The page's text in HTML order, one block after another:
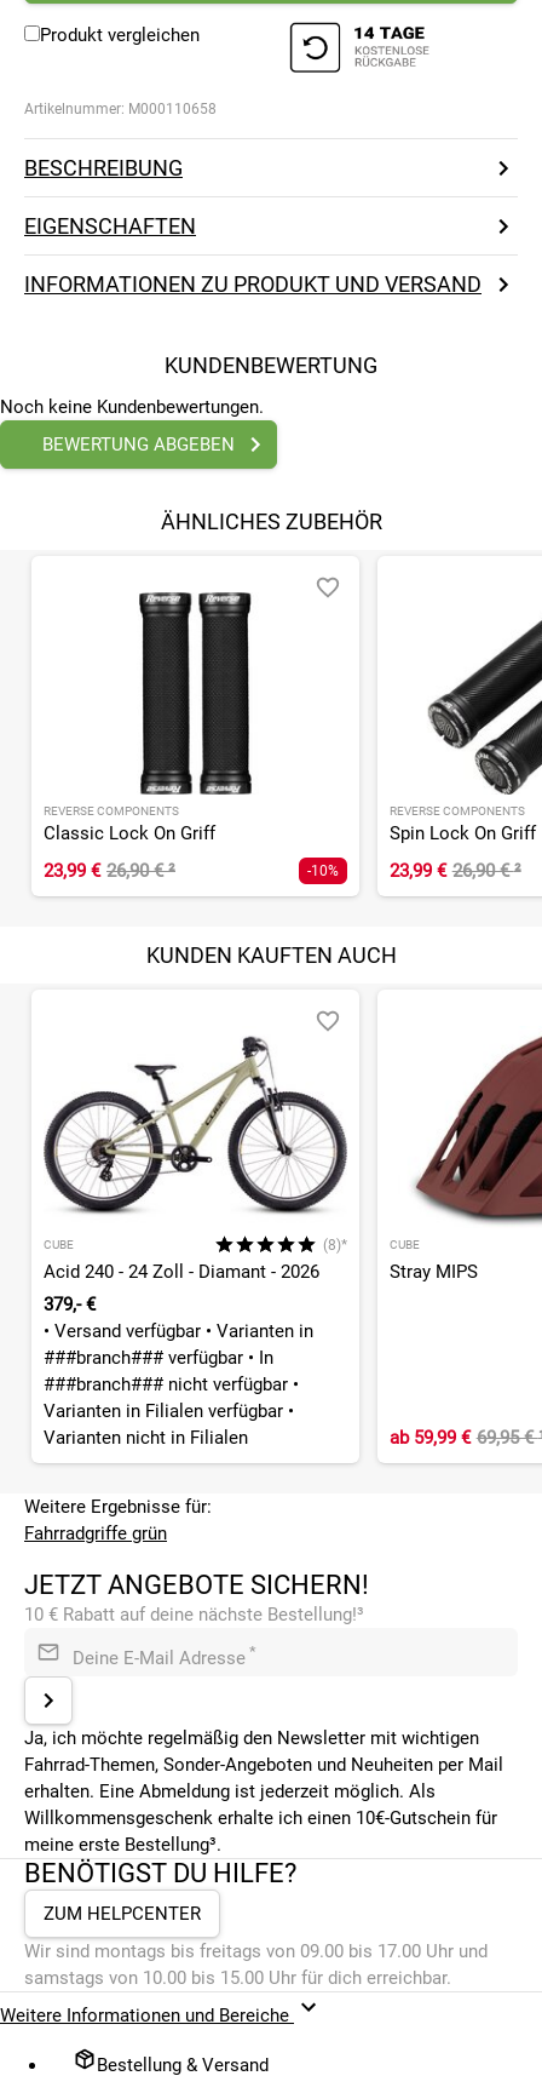
Produkt vergleichen
Artikelnummer: M000110658
BESCHREIBUNG
EIGENSCHAFTEN
INFORMATIONEN ZU PRODUKT UND VERSAND
KUNDENBEWERTUNG
Noch keine Kundenbewertungen.
BEWERTUNG ABGEBEN
ÄHNLICHES ZUBEHÖR
REVERSE COMPONENTS
Classic Lock On Griff
23,99 € 26,90 €² -10%
REVERSE COMPONENTS
Spin Lock On Griff
23,99 € 26,90 €²
KUNDEN KAUFTEN AUCH
CUBE (8)*
Acid 240 - 24 Zoll - Diamant - 2026
379,- €
• Versand verfügbar • Varianten in
###branch### verfügbar • In
###branch### nicht verfügbar •
Varianten in Filialen verfügbar •
Varianten nicht in Filialen
CUBE
Stray MIPS
ab59,99 € 69,95 €
Weitere Ergebnisse für:
Fahrradgriffe grün
JETZT ANGEBOTE SICHERN!
10 € Rabatt auf deine nächste Bestellung!³
Deine E-Mail Adresse *
Ja, ich möchte regelmäßig den Newsletter mit wichtigen
Fahrrad-Themen, Sonder-Angeboten und Neuheiten per Mail
erhalten. Eine Abmeldung ist jederzeit möglich. Als
Willkommensgeschenk erhalte ich einen 10€-Gutschein für
meine erste Bestellung³.
BENÖTIGST DU HILFE?
ZUM HELPCENTER
Wir sind montags bis freitags von 09.00 bis 17.00 Uhr und
samstags von 10.00 bis 15.00 Uhr für dich erreichbar.
Weitere Informationen und Bereiche
Bestellung & Versand